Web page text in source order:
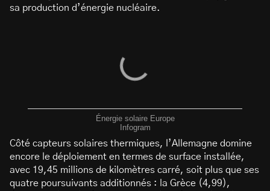
sa production d’énergie nucléaire.
Énergie solaire Europe
Infogram
Côté capteurs solaires thermiques, l’Allemagne domine
encore le déploiement en termes de surface installée,
avec 19,45 millions de kilomètres carré, soit plus que ses
quatre poursuivants additionnés : la Grèce (4,99),